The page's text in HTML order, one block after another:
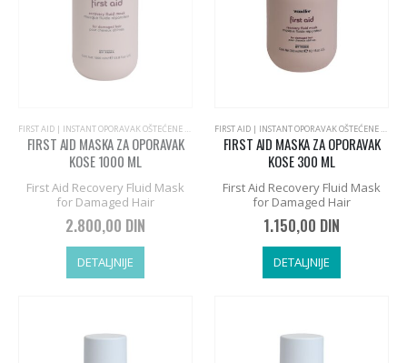
FIRST AID | INSTANT OPORAVAK OŠTEĆENE PLAVE KOSE ,PROFESSIONAL BY FAMA, ITALIJANSKA
FIRST AID MASKA ZA OPORAVAK
KOSE 1000 ML
First Aid Recovery Fluid Mask
for Damaged Hair
2.800,00 DIN
DETALJNIJE
FIRST AID | INSTANT OPORAVAK OŠTEĆENE PLAVE KOSE
FIRST AID MASKA ZA OPORAVAK
KOSE 300 ML
First Aid Recovery Fluid Mask
for Damaged Hair
1.150,00 DIN
DETALJNIJE